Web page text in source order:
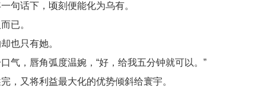
句话下，顷刻便能化为乌有。
已。
也只有她。
气，唇角弧度温婉，“好，给我五分钟就可以。”
，又将利益最大化的优势倾斜给寰宇。